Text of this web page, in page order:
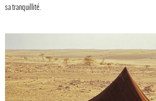
sa tranquillité.